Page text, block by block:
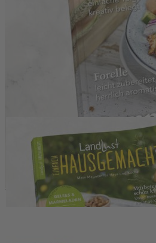
006877
Einfach
Mein Magazin für Haus und Küche
inkl. MwSt.